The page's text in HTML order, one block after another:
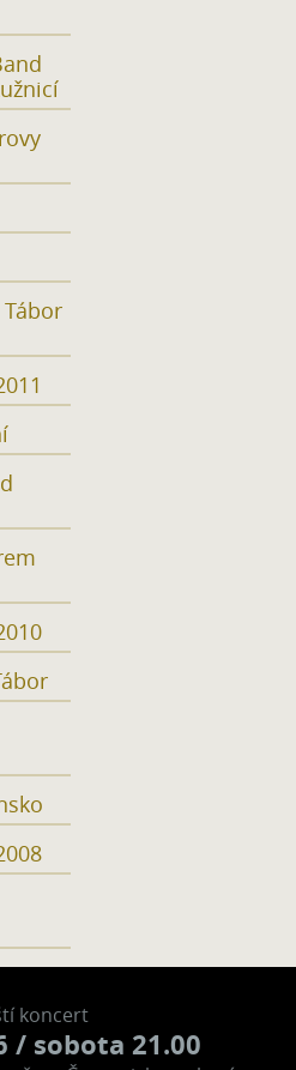
koncert
/ sobota 21.00